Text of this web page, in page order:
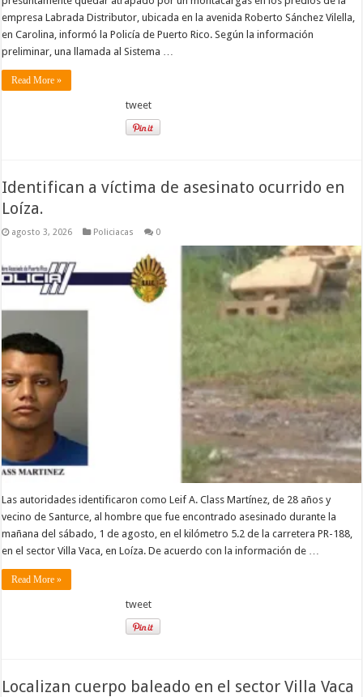
empresa Labrada Distributor, ubicada en la avenida Roberto Sánchez Vilella,
en Carolina, informó la Policía de Puerto Rico. Según la información
preliminar, una llamada al Sistema …
Read More »
tweet
Identifican a víctima de asesinato ocurrido en
Loíza.
agosto 3, 2026 Policiacas 0
Las autoridades identificaron como Leif A. Class Martínez, de 28 años y
vecino de Santurce, al hombre que fue encontrado asesinado durante la
mañana del sábado, 1 de agosto, en el kilómetro 5.2 de la carretera PR-188,
en el sector Villa Vaca, en Loíza. De acuerdo con la información de …
Read More »
tweet
Localizan cuerpo baleado en el sector Villa Vaca